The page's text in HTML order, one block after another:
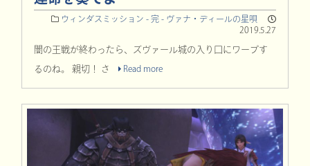
ウィンダスミッション - 完 - ヴァナ・ディールの星唄
2019.5.27
闇の王戦が終わったら、ズヴァール城の入り口にワープす
るのね。 親切！ さ Read more